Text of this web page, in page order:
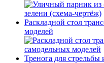
Раскладной стол
моделей
Тренога для стрельбы